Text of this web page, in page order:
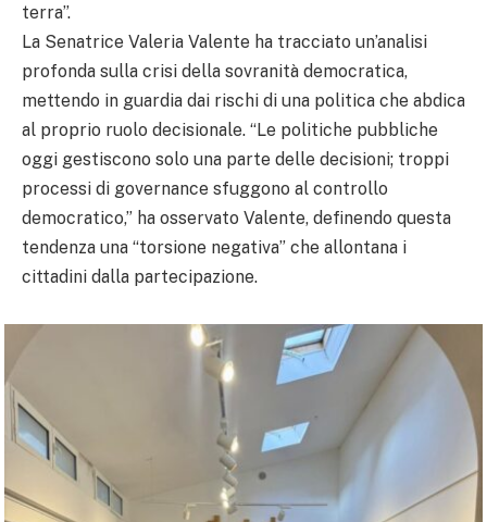
terra”.
La Senatrice Valeria Valente ha tracciato un’analisi
profonda sulla crisi della sovranità democratica,
mettendo in guardia dai rischi di una politica che abdica
al proprio ruolo decisionale. “Le politiche pubbliche
oggi gestiscono solo una parte delle decisioni; troppi
processi di governance sfuggono al controllo
democratico,” ha osservato Valente, definendo questa
tendenza una “torsione negativa” che allontana i
cittadini dalla partecipazione.